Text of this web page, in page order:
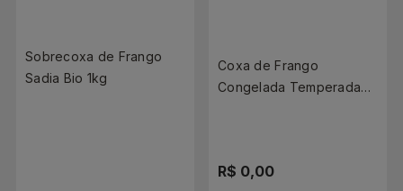
Sobrecoxa de Frango
Sadia Bio 1kg
Coxa de Frango
Congelada Temperada
R$ 0,00